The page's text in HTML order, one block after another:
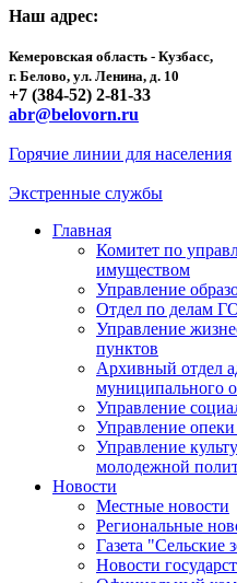
Наш адрес:
Кемеровская область - Кузбасс,
г. Белово, ул. Ленина, д. 10
+7 (384-52) 2-81-33
abr@belovorn.ru
Горячие линии для населения
Экстренные службы
Главная
Комитет по
имуществом
Управление
Отдел по делам
Управление
пунктов
Архивный отдел
муниципального
Управление
Управление опеки
Управление
молодежной
Новости
Местные новости
Региональные
Газета "Сельские
Новости